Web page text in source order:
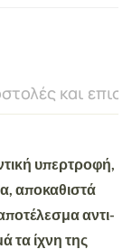
και
υπερτροφή,
αποκαθιστά
αντι-
τα ίχνη της